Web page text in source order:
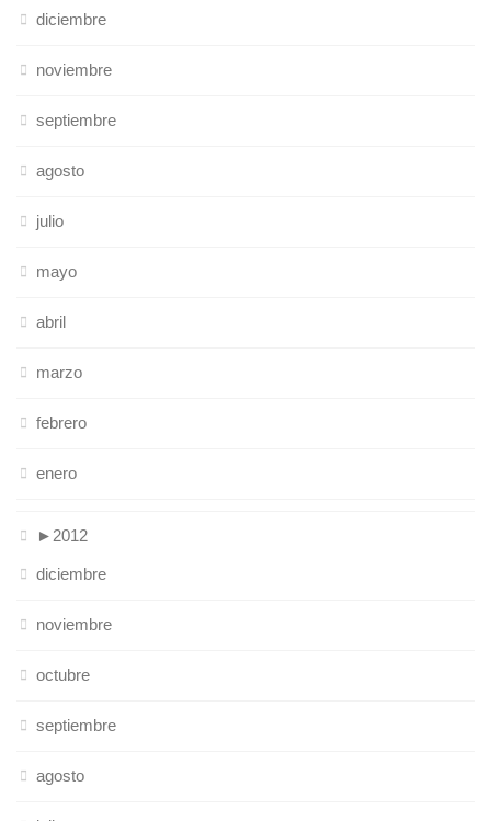
diciembre
noviembre
septiembre
agosto
julio
mayo
abril
marzo
febrero
enero
► 2012
diciembre
noviembre
octubre
septiembre
agosto